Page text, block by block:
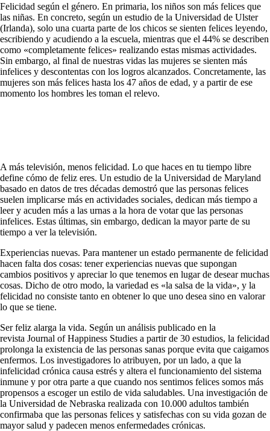
Felicidad según el género. En primaria, los niños son más felices que
las niñas. En concreto, según un estudio de la Universidad de Ulster
(Irlanda), solo una cuarta parte de los chicos se sienten felices leyendo,
escribiendo y acudiendo a la escuela, mientras que el 44% se describen
como «completamente felices» realizando estas mismas actividades.
Sin embargo, al final de nuestras vidas las mujeres se sienten más
infelices y descontentas con los logros alcanzados. Concretamente, las
mujeres son más felices hasta los 47 años de edad, y a partir de ese
momento los hombres les toman el relevo.
A más televisión, menos felicidad. Lo que haces en tu tiempo libre
define cómo de feliz eres. Un estudio de la Universidad de Maryland
basado en datos de tres décadas demostró que las personas felices
suelen implicarse más en actividades sociales, dedican más tiempo a
leer y acuden más a las urnas a la hora de votar que las personas
infelices. Estas últimas, sin embargo, dedican la mayor parte de su
tiempo a ver la televisión.
Experiencias nuevas. Para mantener un estado permanente de felicidad
hacen falta dos cosas: tener experiencias nuevas que supongan
cambios positivos y apreciar lo que tenemos en lugar de desear muchas
cosas. Dicho de otro modo, la variedad es «la salsa de la vida», y la
felicidad no consiste tanto en obtener lo que uno desea sino en valorar
lo que se tiene.
Ser feliz alarga la vida. Según un análisis publicado en la
revista Journal of Happiness Studies a partir de 30 estudios, la felicidad
prolonga la existencia de las personas sanas porque evita que caigamos
enfermos. Los investigadores lo atribuyen, por un lado, a que la
infelicidad crónica causa estrés y altera el funcionamiento del sistema
inmune y por otra parte a que cuando nos sentimos felices somos más
propensos a escoger un estilo de vida saludables. Una investigación de
la Universidad de Nebraska realizada con 10.000 adultos también
confirmaba que las personas felices y satisfechas con su vida gozan de
mayor salud y padecen menos enfermedades crónicas.